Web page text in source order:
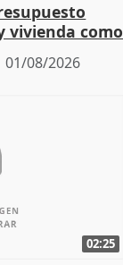
vivienda como
01/08/2026
02:25